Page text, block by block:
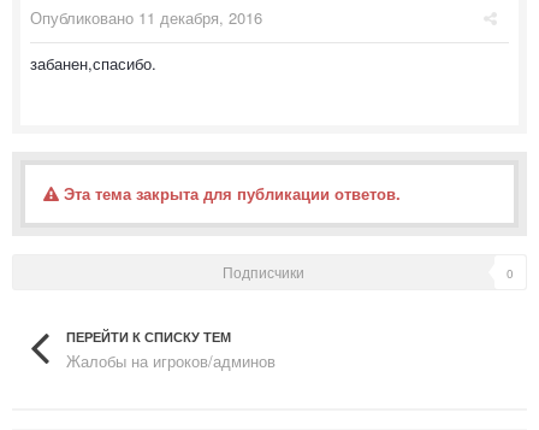
Опубликовано 11 декабря, 2016
забанен,спасибо.
Эта тема закрыта для публикации ответов.
Подписчики 0
ПЕРЕЙТИ К СПИСКУ ТЕМ
Жалобы на игроков/админов